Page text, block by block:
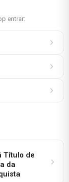
entrar:
Título de
da